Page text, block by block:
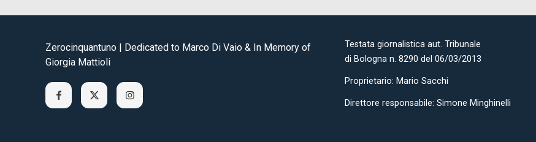
Zerocinquantuno | Dedicated to Marco Di Vaio & In Memory of
Giorgia Mattioli
Testata giornalistica aut. Tribunale
di Bologna n. 8290 del 06/03/2013
Proprietario: Mario Sacchi
Direttore responsabile: Simone Minghinelli